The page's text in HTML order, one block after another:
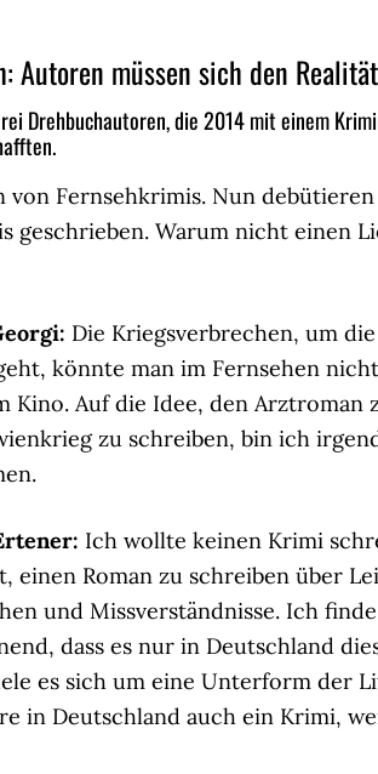
müssen sich den
Drehbuchautoren, die 2014 mit einem
Fernsehkrimis. Nun debütieren
geschrieben. Warum nicht einen
Die Kriegsverbrechen, um
könnte man im Fernsehen
Kino. Auf die Idee, den Arztroman
zu schreiben, bin ich
Ich wollte keinen Krimi
einen Roman zu schreiben über
und Missverständnisse. Ich
dass es nur in Deutschland
es sich um eine Unterform der
in Deutschland auch ein Krimi,